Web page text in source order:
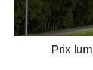
Prix